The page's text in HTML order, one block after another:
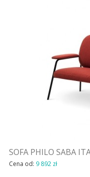
SOFA PHILO SABA
Cena od: 9 892 zł